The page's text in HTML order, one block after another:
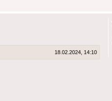
18.02.2024, 14:10